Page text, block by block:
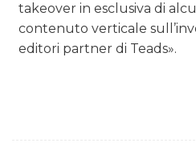
takeover in esclusiva di
contenuto verticale
editori partner di Teads».